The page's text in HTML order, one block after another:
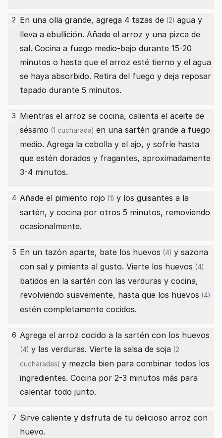
2 En una olla grande, agrega 4 tazas de (2) agua y
lleva a ebullición. Añade el arroz y una pizca de
sal. Cocina a fuego medio-bajo durante 15-20
minutos o hasta que el arroz esté tierno y el agua
se haya absorbido. Retira del fuego y deja reposar
tapado durante 5 minutos.
3 Mientras el arroz se cocina, calienta el aceite de
sésamo (1 cucharada) en una sartén grande a fuego
medio. Agrega la cebolla y el ajo, y sofríe hasta
que estén dorados y fragantes, aproximadamente
3-4 minutos.
4 Añade el pimiento rojo (1) y los guisantes a la
sartén, y cocina por otros 5 minutos, removiendo
ocasionalmente.
5 En un tazón aparte, bate los huevos (4) y sazona
con sal y pimienta al gusto. Vierte los huevos (4)
batidos en la sartén con las verduras y cocina,
revolviendo suavemente, hasta que los huevos (4)
estén completamente cocidos.
6 Agrega el arroz cocido a la sartén con los huevos
(4) y las verduras. Vierte la salsa de soja (2
cucharadas) y mezcla bien para combinar todos los
ingredientes. Cocina por 2-3 minutos más para
calentar todo junto.
7 Sirve caliente y disfruta de tu delicioso arroz con
huevo.